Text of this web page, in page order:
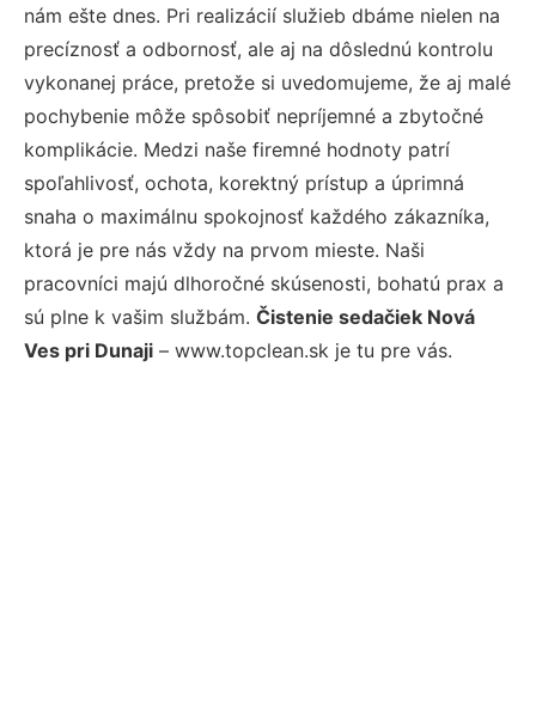
nám ešte dnes. Pri realizácií služieb dbáme nielen na
precíznosť a odbornosť, ale aj na dôslednú kontrolu
vykonanej práce, pretože si uvedomujeme, že aj malé
pochybenie môže spôsobiť nepríjemné a zbytočné
komplikácie. Medzi naše firemné hodnoty patrí
spoľahlivosť, ochota, korektný prístup a úprimná
snaha o maximálnu spokojnosť každého zákazníka,
ktorá je pre nás vždy na prvom mieste. Naši
pracovníci majú dlhoročné skúsenosti, bohatú prax a
sú plne k vašim službám. Čistenie sedačiek Nová
Ves pri Dunaji – www.topclean.sk je tu pre vás.